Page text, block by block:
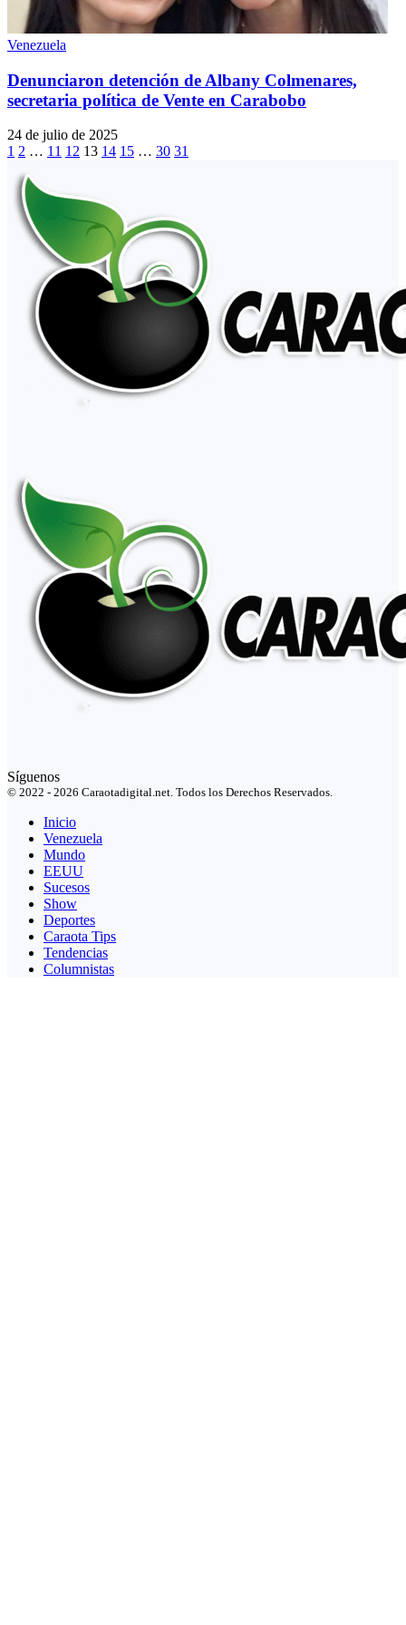
Venezuela
Denunciaron detención de Albany Colmenares,
secretaria política de Vente en Carabobo
24 de julio de 2025
1 2 … 11 12 13 14 15 … 30 31
Síguenos
© 2022 - 2026 Caraotadigital.net. Todos los Derechos Reservados.
Inicio
Venezuela
Mundo
EEUU
Sucesos
Show
Deportes
Caraota Tips
Tendencias
Columnistas